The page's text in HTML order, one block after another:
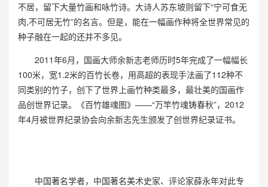
不居，留下大量竹画和咏竹诗。大诗人苏东坡则留下“宁可食无
肉,不可居无竹”的名言。但是，能在一幅画作种将全世界常见的
种子融在一起的还并不多见。
2011年6月，国画大师余新志老师历时5年完成了一幅幅长
100米，宽1.2米的百竹长卷，用高超的表现手法画了112种不
同类别的竹子，创下了世界上画竹种类最多，最壮美的国画作
品创世界记录。《百竹雄魂图》——“万竿竹魂铸春秋”，2012
年4月被世界纪录协会向余新志先生颁发了创世界纪录证书。
中国著名学者，中国著名美术史家、评论家薛永年对此专